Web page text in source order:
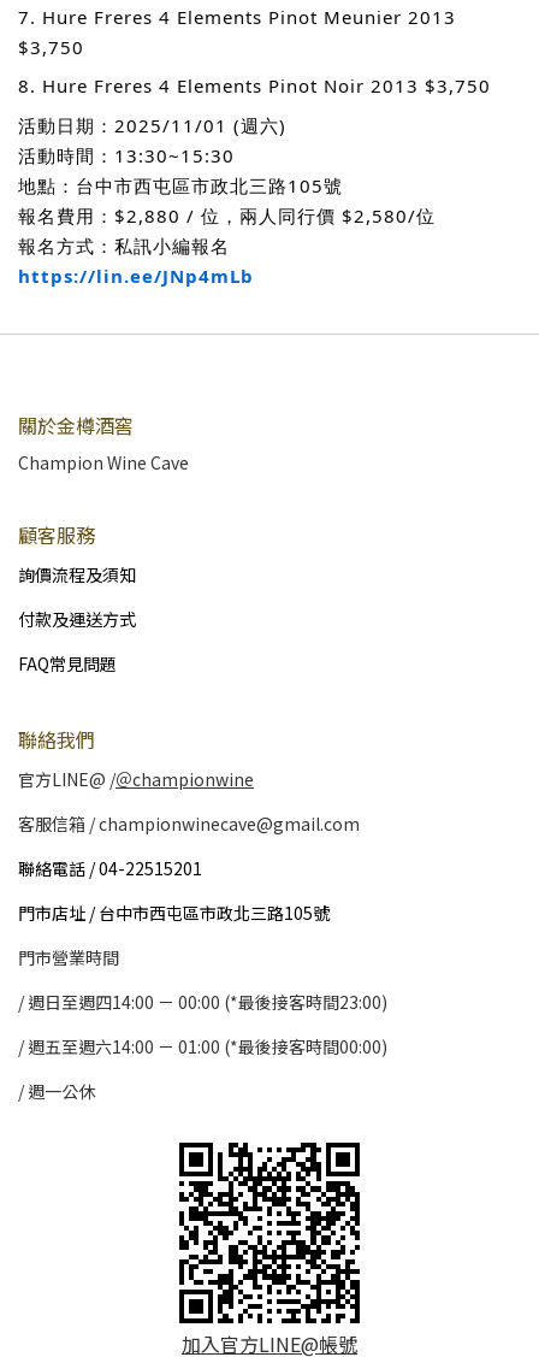
7. Hure Freres 4 Elements Pinot Meunier 2013
$3,750
8. Hure Freres 4 Elements Pinot Noir 2013 $3,750
活動日期：2025/11/01 (週六)
活動時間：13:30~15:30
地點：台中市西屯區市政北三路105號
報名費用：$2,880 / 位，兩人同行價 $2,580/位
報名方式：私訊小編報名
https://lin.ee/JNp4mLb
關於金樽酒窖
Champion Wine Cave
顧客服務
詢價流程及須知
付款及運送方式
FAQ常見問題
聯絡我們
官方LINE@ /＠championwine
客服信箱 / championwinecave@gmail.com
聯絡電話 / 04-22515201
門市店址 / 台中市西屯區市政北三路105號
門市營業時間
/ 週日至週四14:00 － 00:00 (*最後接客時間23:00)
/週五至週六14:00 － 01:00 (*最後接客時間00:00)
/週一公休
加入官方LINE@帳號